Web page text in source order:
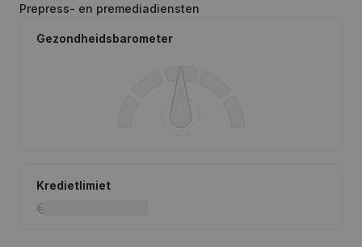
Prepress- en premediadiensten
Gezondheidsbarometer
Kredietlimiet